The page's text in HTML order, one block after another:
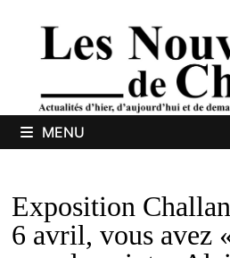
MENU
Exposition
6 avril, vous avez